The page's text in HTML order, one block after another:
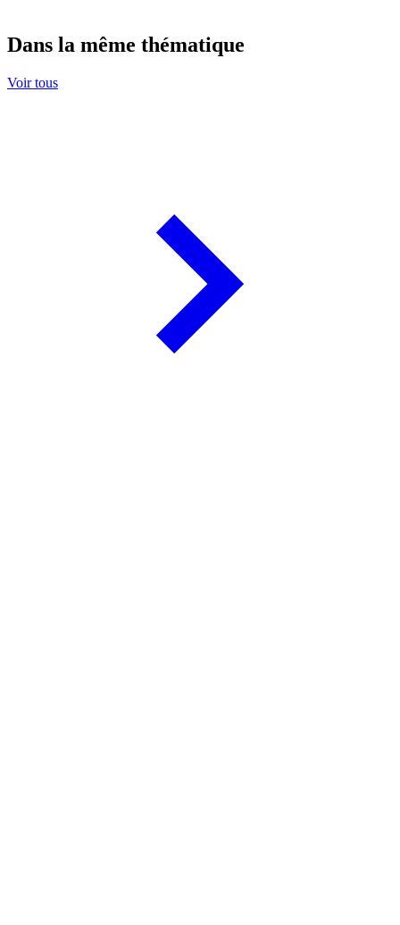
Dans la même thématique
Voir tous